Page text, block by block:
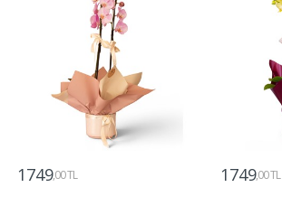
1749,00 TL 1749,00 TL